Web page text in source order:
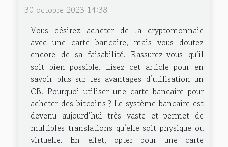
30 octobre 2023 14:38
Vous désirez acheter de la cryptomonnaie
avec une carte bancaire, mais vous doutez
encore de sa faisabilité. Rassurez-vous qu’il
soit bien possible. Lisez cet article pour en
savoir plus sur les avantages d’utilisation un
CB. Pourquoi utiliser une carte bancaire pour
acheter des bitcoins ? Le système bancaire est
devenu aujourd’hui très vaste et permet de
multiples translations qu’elle soit physique ou
virtuelle. En effet, opter pour une carte